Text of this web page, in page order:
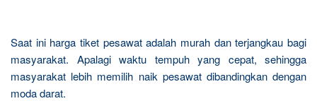
Saat ini harga tiket pesawat adalah murah dan terjangkau bagi
masyarakat. Apalagi waktu tempuh yang cepat, sehingga
masyarakat lebih memilih naik pesawat dibandingkan dengan
moda darat.